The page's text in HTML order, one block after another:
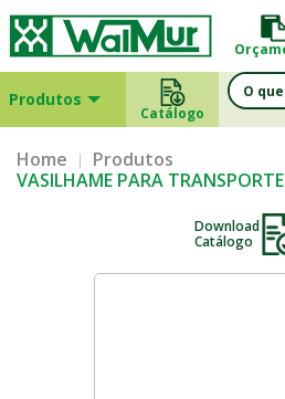
Produtos
Catálogo
Home
Produtos
VASILHAME PARA
Download
Catálogo